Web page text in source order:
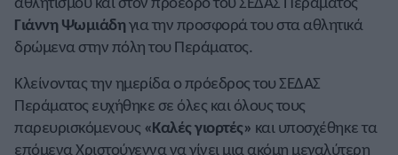
Γιάννη Ψωμιάδηγια την προσφορά του στα αθλητικά
δρώμενα στην πόλη του Περάματος.
Κλείνοντας την ημερίδα ο πρόεδρος του ΣΕΔΑΣ
Περάματος ευχήθηκε σε όλες και όλους τους
παρευρισκόμενους «Καλές γιορτές» και υποσχέθηκε τα
επόμενα Χριστούγεννα να γίνει μια ακόμη μεγαλύτερη